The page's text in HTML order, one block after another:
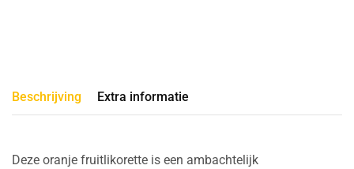
Beschrijving Extra informatie
Deze oranje fruitlikorette is een ambachtelijk